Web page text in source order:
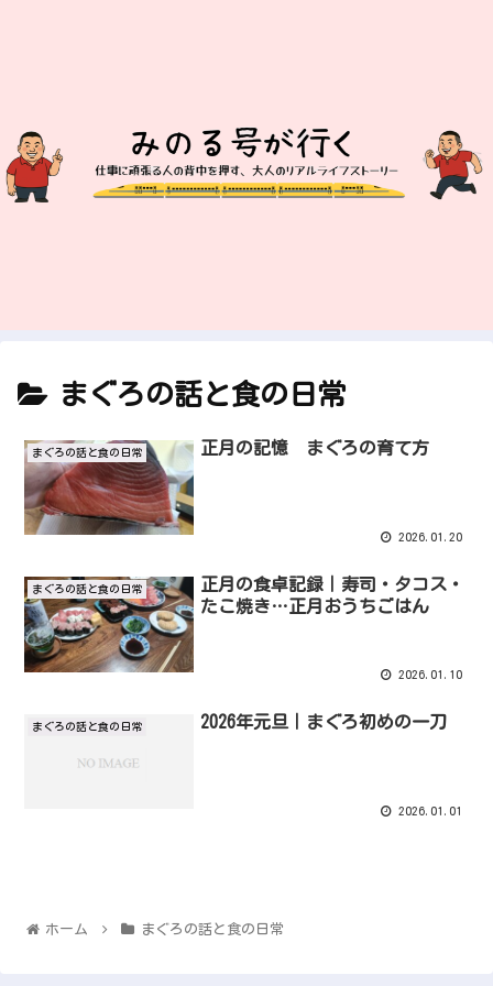
まぐろの話と食の日常
まぐろの話と食の日常 正月の記憶 まぐろの育て方
2026.01.20
まぐろの話と食の日常
正月の食卓記録｜寿司・タコス・
たこ焼き…正月おうちごはん
2026.01.10
まぐろの話と食の日常 2026年元旦｜まぐろ初めの一刀
2026.01.01
ホーム まぐろの話と食の日常